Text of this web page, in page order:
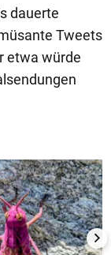
dauerte
Tweets
etwa würde